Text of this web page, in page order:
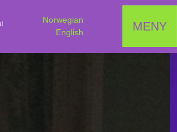
Norwegian
English
MENY